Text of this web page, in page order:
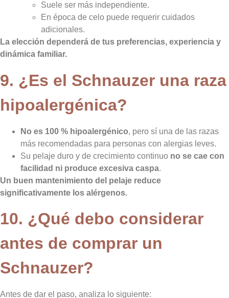
Suele ser más independiente.
En época de celo puede requerir cuidados
adicionales.
La elección dependerá de tus preferencias, experiencia y
dinámica familiar.
9. ¿Es el Schnauzer una raza
hipoalergénica?
No es 100 % hipoalergénico, pero sí una de las razas
más recomendadas para personas con alergias leves.
Su pelaje duro y de crecimiento continuo no se cae con
facilidad ni produce excesiva caspa.
Un buen mantenimiento del pelaje reduce
significativamente los alérgenos.
10. ¿Qué debo considerar
antes de comprar un
Schnauzer?
Antes de dar el paso, analiza lo siguiente: